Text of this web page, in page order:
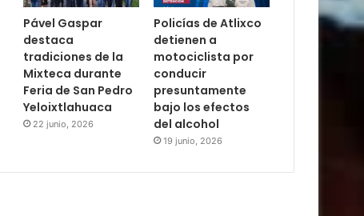
Pável Gaspar
destaca
tradiciones de la
Mixteca durante
Feria de San Pedro
Yeloixtlahuaca
22 junio, 2026
Policías de Atlixco
detienen a
motociclista por
conducir
presuntamente
bajo los efectos
del alcohol
19 junio, 2026